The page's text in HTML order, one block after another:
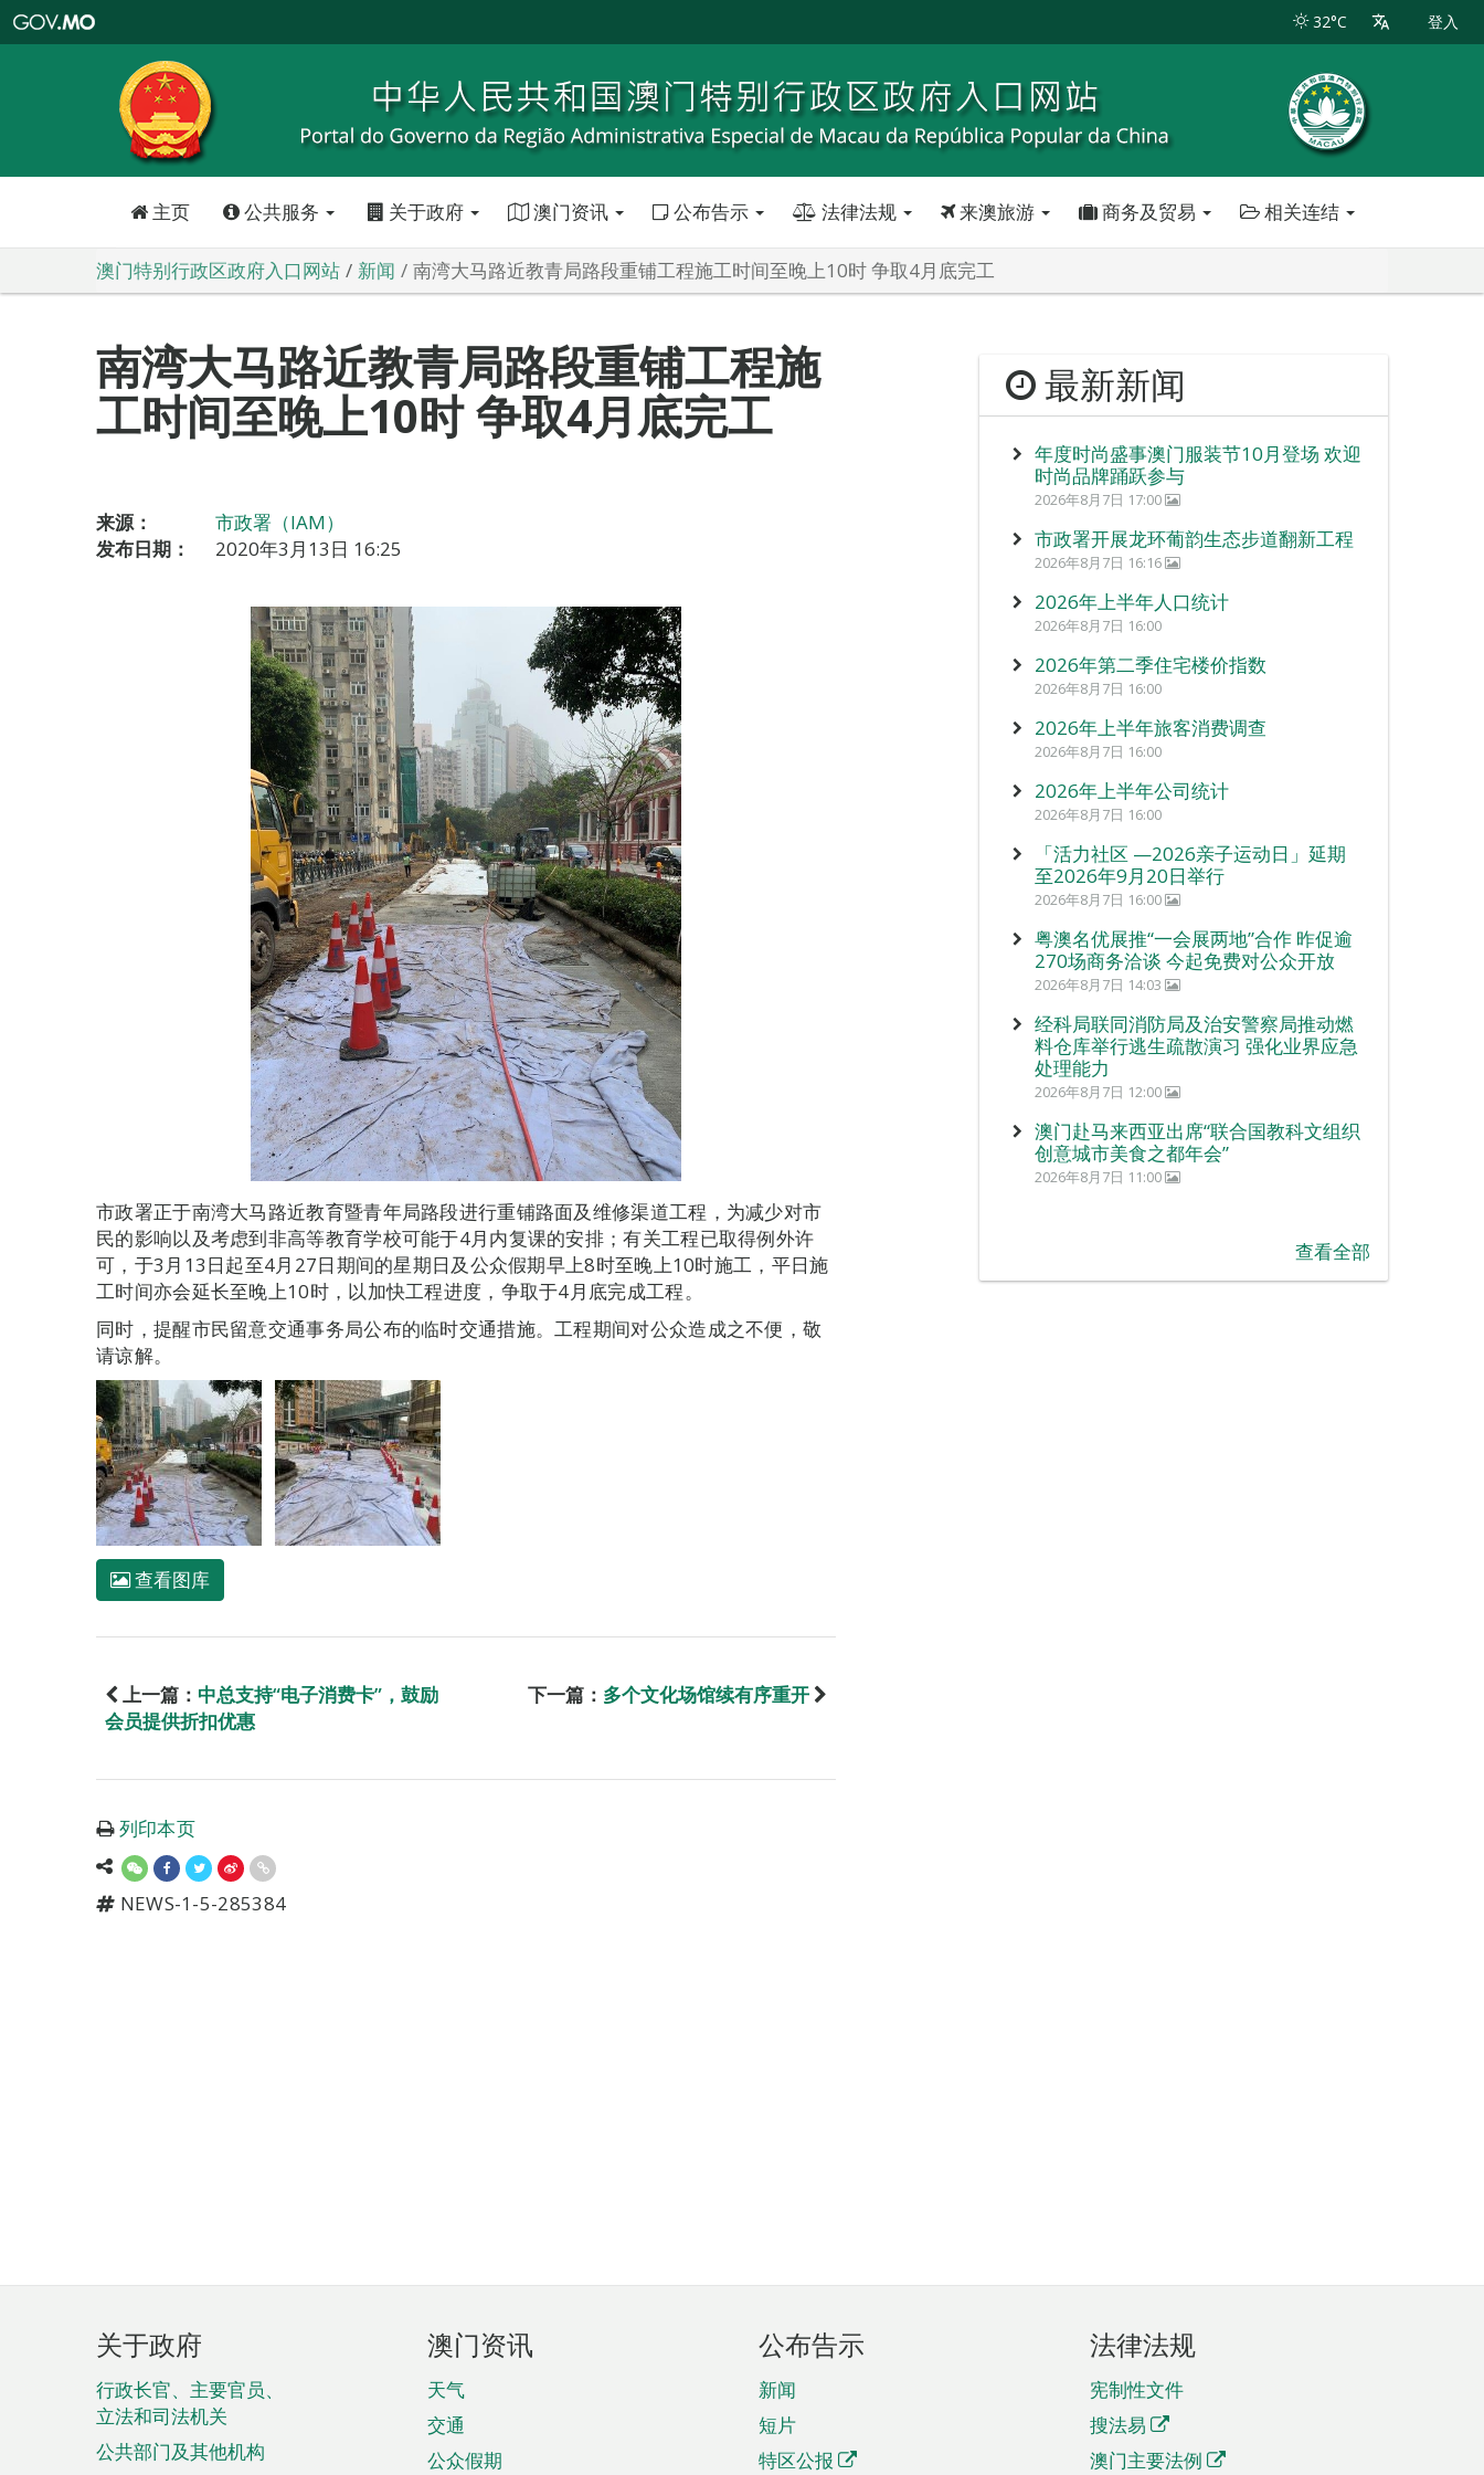
特
政
区
政
口
32°C 登入
主页 公共服务 关于政府 澳门资讯 公布告示 法律法规 来澳旅游 商务及贸易 相关连结
澳门特别行政区政府入口网站 新闻 南湾大马路近教青局路段重铺工程施工时间至晚上10时 争取4月底完工
南湾大马路近教青局路段重铺工程施
工时间至晚上10时 争取4月底完工
来源：
市政署（IAM）
发布日期：
2020年3月13日 16:25
市政署正于南湾大马路近教育暨青年局路段进行重铺路面及维修渠道工程，为减少对市
民的影响以及考虑到非高等教育学校可能于4月内复课的安排；有关工程已取得例外许
可，于3月13日起至4月27日期间的星期日及公众假期早上8时至晚上10时施工，平日施
工时间亦会延长至晚上10时，以加快工程进度，争取于4月底完成工程。
同时，提醒市民留意交通事务局公布的临时交通措施。工程期间对公众造成之不便，敬
请谅解。
查看图库
上一篇： 中总支持“电子消费卡”，鼓励
会员提供折扣优惠
下一篇： 多个文化场馆续有序重开
列印本页
NEWS-1-5-285384
最新新闻
年度时尚盛事澳门服装节10月登场 欢迎
时尚品牌踊跃参与
2026年8月7日 17:00
市政署开展龙环葡韵生态步道翻新工程
2026年8月7日 16:16
2026年上半年人口统计
2026年8月7日 16:00
2026年第二季住宅楼价指数
2026年8月7日 16:00
2026年上半年旅客消费调查
2026年8月7日 16:00
2026年上半年公司统计
2026年8月7日 16:00
「活力社区 —2026亲子运动日」延期
至2026年9月20日举行
2026年8月7日 16:00
粤澳名优展推“一会展两地”合作 昨促逾
270场商务洽谈 今起免费对公众开放
2026年8月7日 14:03
经科局联同消防局及治安警察局推动燃
料仓库举行逃生疏散演习 强化业界应急
处理能力
2026年8月7日 12:00
澳门赴马来西亚出席“联合国教科文组织
创意城市美食之都年会”
2026年8月7日 11:00
查看全部
页
脚
菜
单
关于政府
行政长官、主要官员、
立法和司法机关
公共部门及其他机构
澳门资讯
天气
交通
公众假期
公布告示
新闻
短片
特区公报
法律法规
宪制性文件
搜法易
澳门主要法例